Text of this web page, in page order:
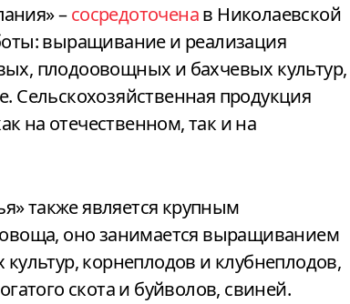
–сосредоточенав Николаевской
выращивание и реализация
плодоовощных и бахчевых культур,
Сельскохозяйственная продукция
на отечественном, так и на
также является крупным
оно занимается выращиванием
корнеплодов и клубнеплодов,
скота и буйволов, свиней.